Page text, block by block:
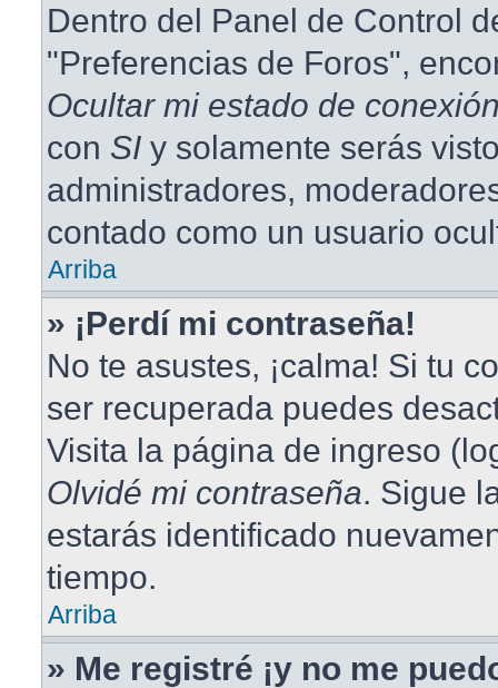
Dentro del Panel de Control
"Preferencias de Foros",
Ocultar mi estado de
con SI y solamente serás
administradores,
contado como un usuario
Arriba
» ¡Perdí mi contraseña!
No te asustes, ¡calma! Si tu
ser recuperada puedes
Visita la página de ingreso
Olvidé mi contraseña. Sigue
estarás identificado
tiempo.
Arriba
» Me registré ¡y no me